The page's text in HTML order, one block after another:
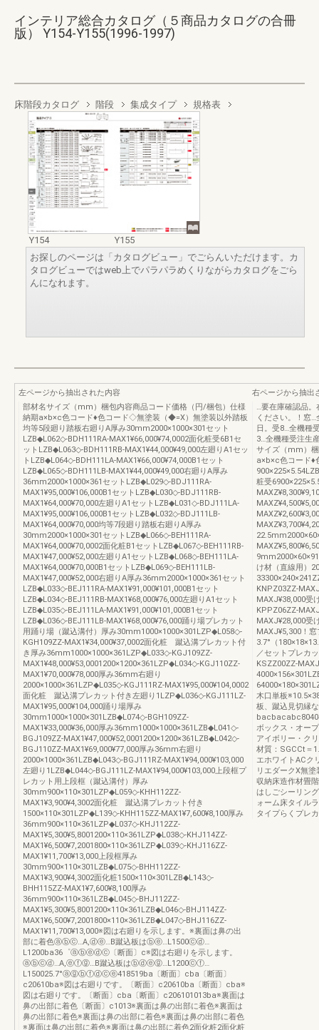
インテリア総合カタログ（５商品カタログの合冊
版） Y154-Y155(1996-1997)
床階段カタログ 階段 集成タイプ 規格表
Y154
Y155
お探しのページは「カタログビュー」でごらんいただけます。カ
タログビューではweb上でパラパラめくりながらカタログをごら
んになれます。
左ページから抽出された内容
部材名サイズ（mm）梱包内容商品コード価格（円/梱包）仕様
納期a×b×c色コード♦色コード◇無塗装（◆=X）無塗装以外踏板
均等5段廻り踏板右廻りA厚み30mm2000×1000×301セット
LZB◆L062◇-BDH111RA-MAX1¥66,000¥74,0002面化粧受6B1セ
ットLZB◆L063◇-BDH111RB-MAX1¥44,000¥49,000左廻りA1セッ
トLZB◆L064◇-BDH111LA-MAX1¥66,000¥74,000B1セット
LZB◆L065◇-BDH111LB-MAX1¥44,000¥49,000右廻りA厚み
36mm2000×1000×361セットLZB◆L029◇-BDJ111RA-
MAX1¥95,000¥106,000B1セットLZB◆L030◇-BDJ111RB-
MAX1¥64,000¥70,000左廻りA1セットLZB◆L031◇-BDJ111LA-
MAX1¥95,000¥106,000B1セットLZB◆L032◇-BDJ111LB-
MAX1¥64,000¥70,000均等7段廻り踏板右廻りA厚み
30mm2000×1000×301セットLZB◆L066◇-BEH111RA-
MAX1¥64,000¥70,0002面化粧B1セットLZB◆L067◇-BEH111RB-
MAX1¥47,000¥52,000左廻りA1セットLZB◆L068◇-BEH111LA-
MAX1¥64,000¥70,000B1セットLZB◆L069◇-BEH111LB-
MAX1¥47,000¥52,000右廻りA厚み36mm2000×1000×361セット
LZB◆L033◇-BEJ111RA-MAX1¥91,000¥101,000B1セット
LZB◆L034◇-BEJ111RB-MAX1¥68,000¥76,000左廻りA1セット
LZB◆L035◇-BEJ111LA-MAX1¥91,000¥101,000B1セット
LZB◆L036◇-BEJ111LB-MAX1¥68,000¥76,000踊り場プレカット
用踊り場（蹴込溝付）厚み30mm1000×1000×301LZP◆L058◇-
KGH109ZZ-MAX1¥34,000¥37,0002面化粧 蹴込溝プレカット付
き厚み36mm1000×1000×361LZP◆L033◇-KGJ109ZZ-
MAX1¥48,000¥53,0001200×1200×361LZP◆L034◇-KGJ110ZZ-
MAX1¥70,000¥78,000厚み36mm右廻り
2000×1000×361LZP◆L035◇-KGJ111RZ-MAX1¥95,000¥104,0002
面化粧 蹴込溝プレカット付き左廻り1LZP◆L036◇-KGJ111LZ-
MAX1¥95,000¥104,000踊り場厚み
30mm1000×1000×301LZB◆L074◇-BGH109ZZ-
MAX1¥33,000¥36,000厚み36mm1000×1000×361LZB◆L041◇-
BGJ109ZZ-MAX1¥47,000¥52,0001200×1200×361LZB◆L042◇-
BGJ110ZZ-MAX1¥69,000¥77,000厚み36mm右廻り
2000×1000×361LZB◆L043◇-BGJ111RZ-MAX1¥94,000¥103,000
左廻り1LZB◆L044◇-BGJ111LZ-MAX1¥94,000¥103,000上段框プ
レカット用上段框（蹴込溝付）厚み
30mm900×110×301LZP◆L059◇-KHH112ZZ-
MAX1¥3,900¥4,3002面化粧 蹴込溝プレカット付き
1500×110×301LZP◆L139◇-KHH115ZZ-MAX1¥7,600¥8,100厚み
36mm900×110×361LZP◆L037◇-KHJ112ZZ-
MAX1¥5,300¥5,8001200×110×361LZP◆L038◇-KHJ114ZZ-
MAX1¥6,500¥7,2001800×110×361LZP◆L039◇-KHJ116ZZ-
MAX1¥11,700¥13,000上段框厚み
30mm900×110×301LZB◆L075◇-BHH112ZZ-
MAX1¥3,900¥4,3002面化粧1500×110×301LZB◆L143◇-
BHH115ZZ-MAX1¥7,600¥8,100厚み
36mm900×110×361LZB◆L045◇-BHJ112ZZ-
MAX1¥5,300¥5,8001200×110×361LZB◆L046◇-BHJ114ZZ-
MAX1¥6,500¥7,2001800×110×361LZB◆L047◇-BHJ116ZZ-
MAX1¥11,700¥13,000※図は右廻りを示します。※裏面は鼻の出
部に着色ⓐⓑⓒ…A,ⓓⓔ…B蹴込板はⓑⓔ…L1500ⓒⓓ…
L1200ba36゜ⓐⓑⓔⓓⓒ〔断面〕c※図は右廻りを示します。
ⓐⓑⓒⓓ…A,ⓔⓕⓖ…B蹴込板はⓑⓓⓔⓖ…L1200ⓒⓕ…
L150025.7°ⓐⓖⓑⓕⓓⓒⓔ418519ba〔断面〕cba〔断面〕
c20610ba※図は右廻りです。〔断面〕c20610ba〔断面〕cba※
図は右廻りです。〔断面〕cba〔断面〕c206101013ba※裏面は
鼻の出部に着色〔断面〕c1013※裏面は鼻の出部に着色※裏面は
鼻の出部に着色※裏面は鼻の出部に着色※裏面は鼻の出部に着色
※裏面は鼻の出部に着色※裏面は鼻の出部に着色2面化粧2面化粧
右ページから抽出
…要在庫確認品。
ください。！窓
日。受8…全機種
3…全機種受注生
サイズ（mm）
a×b×c色コード♦
粧受
け材（直線用）
KNPZ03ZZ-
MAXJ¥38,000受
KPPZ06ZZ-
MAXJ¥28,000受
MAXJ¥5,300！
3.7°（
／セットプレカ
KSZZ00ZZ-
木口単板
板、蹴込見切縁
ボックス・オー
アイボリー・ク
材質：SGCCt＝
エホワイトACク
リエダークX無塗
収納床造作材畳
はしごシーリン
ォーム床タイル
タイプらくプレ